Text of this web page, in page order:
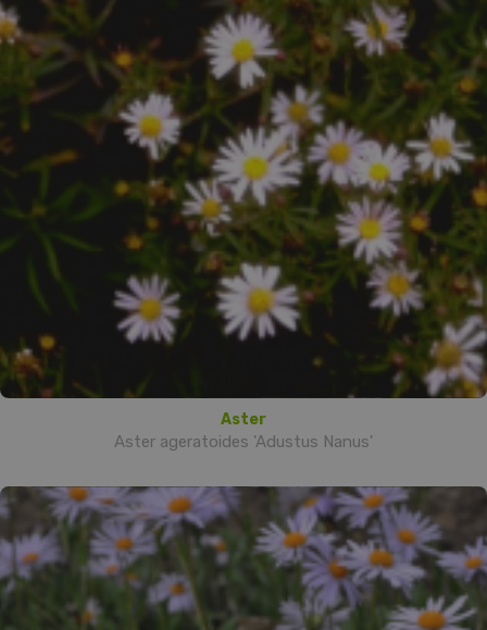
Aster
Aster ageratoides 'Adustus Nanus'